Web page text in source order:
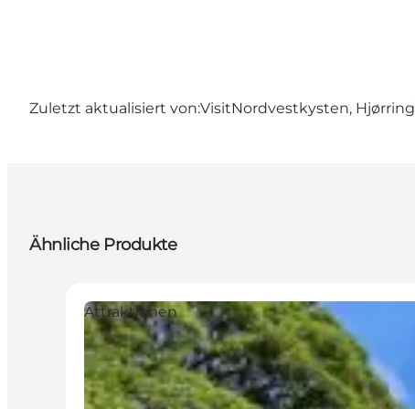
Zuletzt aktualisiert von:VisitNordvestkysten, Hjørring
Ähnliche Produkte
Attraktionen